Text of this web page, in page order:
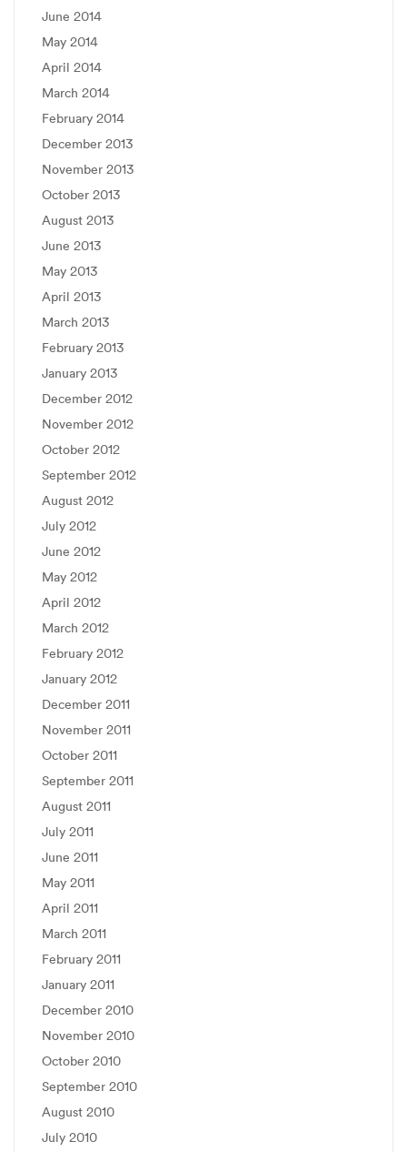
June 2014
May 2014
April 2014
March 2014
February 2014
December 2013
November 2013
October 2013
August 2013
June 2013
May 2013
April 2013
March 2013
February 2013
January 2013
December 2012
November 2012
October 2012
September 2012
August 2012
July 2012
June 2012
May 2012
April 2012
March 2012
February 2012
January 2012
December 2011
November 2011
October 2011
September 2011
August 2011
July 2011
June 2011
May 2011
April 2011
March 2011
February 2011
January 2011
December 2010
November 2010
October 2010
September 2010
August 2010
July 2010